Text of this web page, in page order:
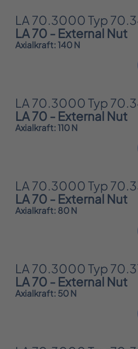
LA 70.3000 Typ
LA 70 - External Nut
Axialkraft: 140 N
LA 70.3000 Typ
LA 70 - External Nut
Axialkraft: 110 N
LA 70.3000 Typ
LA 70 - External Nut
Axialkraft: 80 N
LA 70.3000 Typ
LA 70 - External Nut
Axialkraft: 50 N